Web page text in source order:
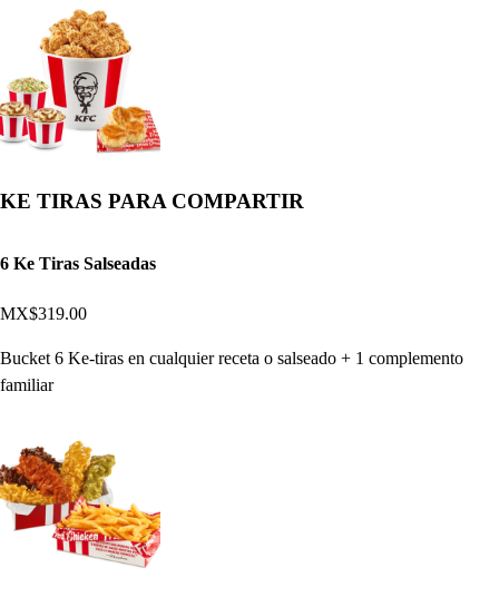
KE TIRAS PARA COMPARTIR
6 Ke Tiras Salseadas
MX$319.00
Bucket 6 Ke-tiras en cualquier receta o salseado + 1 complemento
familiar